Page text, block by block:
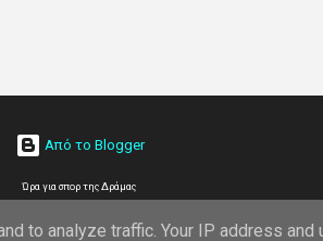
Από το Blogger
Ώρα για σπορ της Δράμας
to analyze traffic. Your IP address and